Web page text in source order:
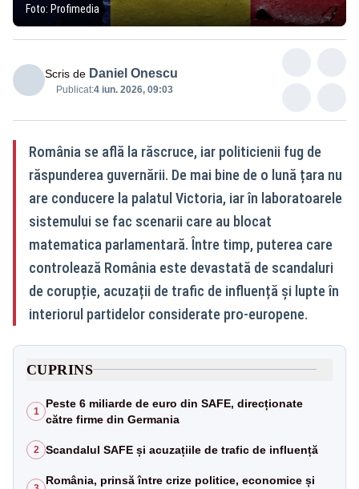
Foto: Profimedia
Scris de Daniel Onescu
Publicat:4 iun. 2026, 09:03
România se află la răscruce, iar politicienii fug de
răspunderea guvernării. De mai bine de o lună țara nu
are conducere la palatul Victoria, iar în laboratoarele
sistemului se fac scenarii care au blocat
matematica parlamentară. Între timp, puterea care
controlează România este devastată de scandaluri
de corupție, acuzații de trafic de influență și lupte în
interiorul partidelor considerate pro-europene.
CUPRINS
1
Peste 6 miliarde de euro din SAFE, direcționate
către firme din Germania
2 Scandalul SAFE și acuzațiile de trafic de influență
România, prinsă între crize politice, economice și